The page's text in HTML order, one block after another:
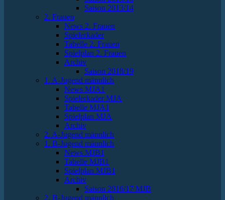
Saison 2013/14
2. Frauen
News 2. Frauen
Spielerkader
Tabelle 2. Frauen
Spielplan 2. Frauen
Archiv
Saison 2018/19
1. A-Jugend männlich
News MJA1
Spielerkader MJA
Tabelle MJA1
Spielplan MJA
Archiv
2. A-Jugend männlich
1. B-Jugend männlich
News MJB1
Tabelle MJB1
Spielplan MJB1
Archiv
Saison 2016/17 MJB
2. B-Jugend männlich